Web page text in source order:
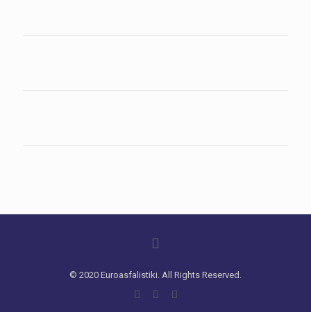
© 2020 Euroasfalistiki. All Rights Reserved.